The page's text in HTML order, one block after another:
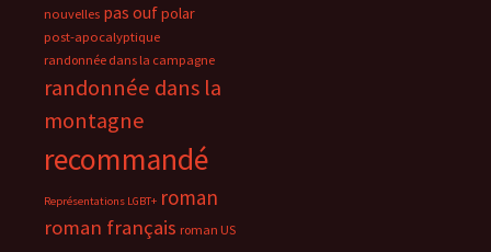
nouvelles pas oufpolar
post-apocalyptique
randonnée dans la campagne
randonnée dans la
montagne
recommandé
Représentations LGBT+ roman
roman français roman US